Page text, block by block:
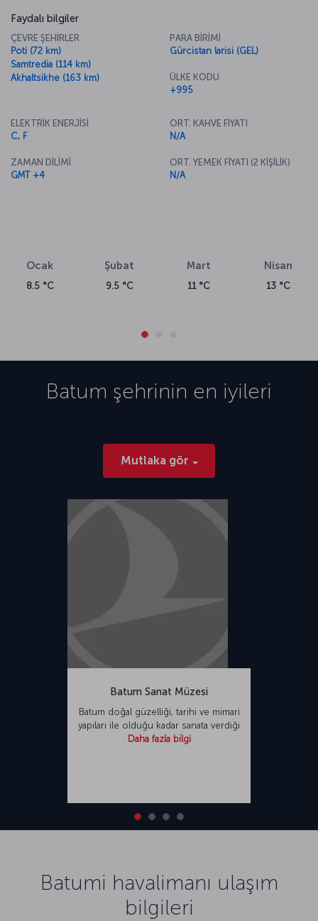
Faydalı bilgiler
ÇEVRE ŞEHİRLER
Poti (72 km)
Samtredia (114 km)
Akhaltsikhe (163 km)
PARA BİRİMİ
Gürcistan larisi (GEL)
ÜLKE KODU
+995
ELEKTRİK ENERJİSİ
C, F
ZAMAN DİLİMİ
GMT +4
ORT. KAHVE FİYATI
N/A
ORT. YEMEK FİYATI (2 KİŞİLİK)
N/A
Ocak
8.5 °C
Şubat
9.5 °C
Mart
11 °C
Nisan
13 °C
Batum şehrinin en iyileri
Mutlaka gör
Batum Sanat Müzesi
Batum doğal güzelliği, tarihi ve mimari
yapıları ile olduğu kadar sanata verdiği
Daha fazla bilgi
Batumi havalimanı ulaşım
bilgileri